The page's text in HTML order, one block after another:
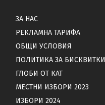
ЗА НАС
РЕКЛАМНА ТАРИФА
ОБЩИ УСЛОВИЯ
ПОЛИТИКА ЗА БИСКВИТКИ
ГЛОБИ ОТ КАТ
МЕСТНИ ИЗБОРИ 2023
ИЗБОРИ 2024